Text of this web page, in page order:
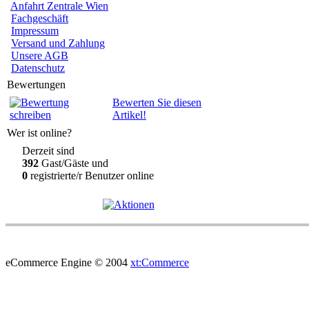
Anfahrt Zentrale Wien
Fachgeschäft
Impressum
Versand und Zahlung
Unsere AGB
Datenschutz
Bewertungen
Bewerten Sie diesen
Artikel!
Wer ist online?
Derzeit sind
392 Gast/Gäste und
0 registrierte/r Benutzer online
eCommerce Engine © 2004 xt:Commerce